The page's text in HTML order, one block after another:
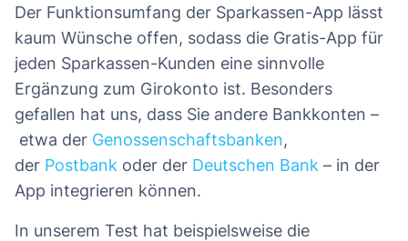
Der Funktionsumfang der Sparkassen-App lässt
kaum Wünsche offen, sodass die Gratis-App für
jeden Sparkassen-Kunden eine sinnvolle
Ergänzung zum Girokonto ist. Besonders
gefallen hat uns, dass Sie andere Bankkonten –
etwa der Genossenschaftsbanken,
der Postbank oder der Deutschen Bank – in der
App integrieren können.
In unserem Test hat beispielsweise die